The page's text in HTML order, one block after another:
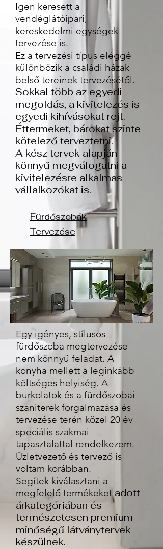
Igen keresett a
vendéglátóipari,
kereskedelmi egységek
tervezése is.
Ez a tervezési típus eléggé
különbözik a családi házak
belső tereinek tervezésétől.
Sokkal több az egyedi
megoldás, a kivitelezés is
egyedi kihívásokat rejt.
Éttermeket, bárokat szinte
kötelező terveztetni.
A kész tervek alapján
könnyű megválogatni a
kivitelezésre alkalmas
vállalkozókat is.
Fürdőszobák
Tervezése
Egy igényes, stílusos
fürdőszoba megtervezése
nem könnyű feladat. A
konyha mellett a leginkább
költséges helyiség. A
burkolatok és a fürdőszobai
szaniterek forgalmazása és
tervezése terén közel 20 év
speciális szakmai
tapasztalattal rendelkezem.
Üzletvezető és tervező is
voltam korábban.
Segítek kiválasztani a
megfelelő termékeketadott
árkategóriában és
természetesen premium
minőségű látványtervek
készülnek.